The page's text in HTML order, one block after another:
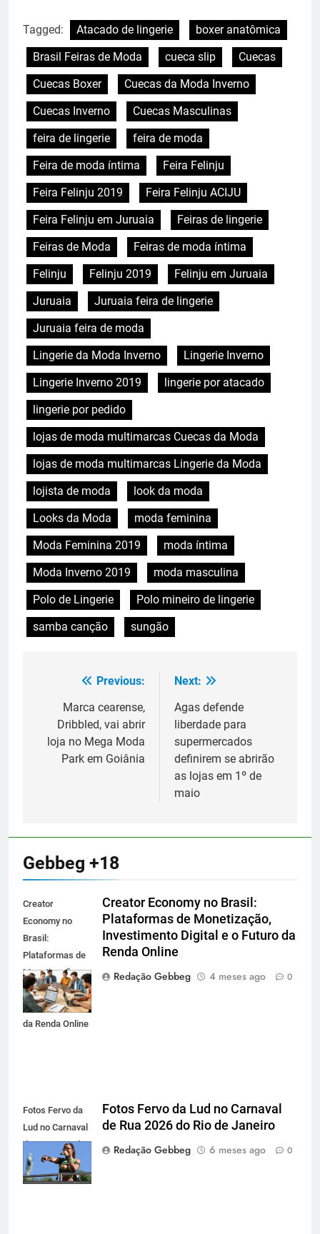
Tagged: Atacado de lingerie
boxer anatômica
Brasil Feiras de Moda
cueca slip
Cuecas
Cuecas Boxer
Cuecas da Moda Inverno
Cuecas Inverno
Cuecas Masculinas
feira de lingerie
feira de moda
Feira de moda íntima
Feira Felinju
Feira Felinju 2019
Feira Felinju ACIJU
Feira Felinju em Juruaia
Feiras de lingerie
Feiras de Moda
Feiras de moda íntima
Felinju
Felinju 2019
Felinju em Juruaia
Juruaia
Juruaia feira de lingerie
Juruaia feira de moda
Lingerie da Moda Inverno
Lingerie Inverno
Lingerie Inverno 2019
lingerie por atacado
lingerie por pedido
lojas de moda multimarcas Cuecas da Moda
lojas de moda multimarcas Lingerie da Moda
lojista de moda
look da moda
Looks da Moda
moda feminina
Moda Feminina 2019
moda íntima
Moda Inverno 2019
moda masculina
Polo de Lingerie
Polo mineiro de lingerie
samba canção
sungão
Navegação
Post
Previous:
Marca cearense,
Dribbled, vai abrir
loja no Mega Moda
Park em Goiânia
Next:
Agas defende
liberdade para
supermercados
definirem se abrirão
as lojas em 1º de
maio
Gebbeg +18
Creator
Economy no
Brasil:
Plataformas de
Monetização,
Investimento
Digital e o Futuro
da Renda Online
Creator Economy no Brasil:
Plataformas de Monetização,
Investimento Digital e o Futuro da
Renda Online
Redação Gebbeg
4 meses ago 0
Fotos Fervo da
Lud no Carnaval
de Rua 2026 do
Rio de Janeiro
Fotos Fervo da Lud no Carnaval
de Rua 2026 do Rio de Janeiro
Redação Gebbeg
6 meses ago 0